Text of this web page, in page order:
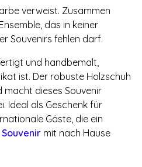
verweist. Zusammen
das in keiner
Souvenirs fehlen darf.
und handbemalt,
ist. Der robuste Holzschuh
macht dieses Souvenir
Ideal als Geschenk für
Gäste, die ein
mit nach Hause